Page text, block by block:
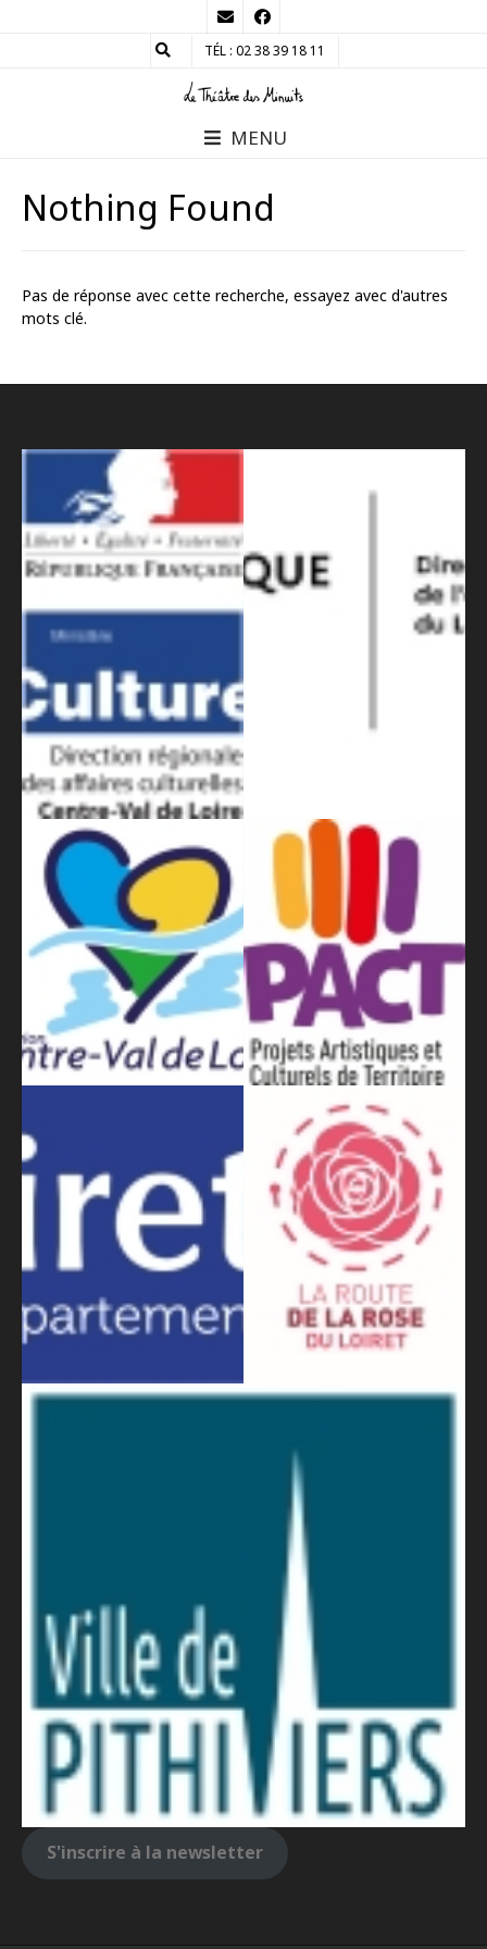
TÉL : 02 38 39 18 11
MENU
Nothing Found
Pas de réponse avec cette recherche, essayez avec d'autres
mots clé.
S'inscrire à la newsletter